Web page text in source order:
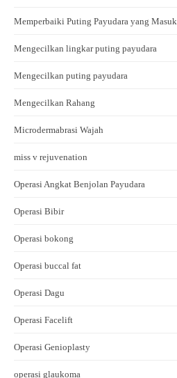
Memperbaiki Puting Payudara yang Masuk
Mengecilkan lingkar puting payudara
Mengecilkan puting payudara
Mengecilkan Rahang
Microdermabrasi Wajah
miss v rejuvenation
Operasi Angkat Benjolan Payudara
Operasi Bibir
Operasi bokong
Operasi buccal fat
Operasi Dagu
Operasi Facelift
Operasi Genioplasty
operasi glaukoma